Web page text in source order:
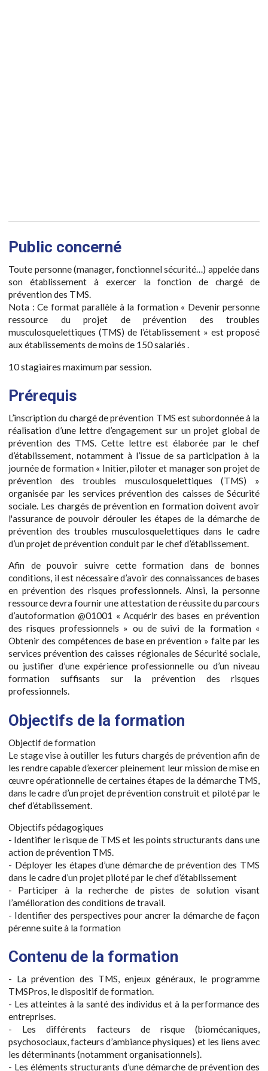
Public concerné
Toute personne (manager, fonctionnel sécurité…) appelée dans
son établissement à exercer la fonction de chargé de
prévention des TMS.
Nota : Ce format parallèle à la formation « Devenir personne
ressource du projet de prévention des troubles
musculosquelettiques (TMS) de l’établissement » est proposé
aux établissements de moins de 150 salariés .
10 stagiaires maximum par session.
Prérequis
L’inscription du chargé de prévention TMS est subordonnée à la
réalisation d’une lettre d’engagement sur un projet global de
prévention des TMS. Cette lettre est élaborée par le chef
d’établissement, notamment à l’issue de sa participation à la
journée de formation « Initier, piloter et manager son projet de
prévention des troubles musculosquelettiques (TMS) »
organisée par les services prévention des caisses de Sécurité
sociale. Les chargés de prévention en formation doivent avoir
l'assurance de pouvoir dérouler les étapes de la démarche de
prévention des troubles musculosquelettiques dans le cadre
d’un projet de prévention conduit par le chef d’établissement.
Afin de pouvoir suivre cette formation dans de bonnes
conditions, il est nécessaire d’avoir des connaissances de bases
en prévention des risques professionnels. Ainsi, la personne
ressource devra fournir une attestation de réussite du parcours
d’autoformation @01001 « Acquérir des bases en prévention
des risques professionnels » ou de suivi de la formation «
Obtenir des compétences de base en prévention » faite par les
services prévention des caisses régionales de Sécurité sociale,
ou justifier d’une expérience professionnelle ou d’un niveau
formation suffisants sur la prévention des risques
professionnels.
Objectifs de la formation
Objectif de formation
Le stage vise à outiller les futurs chargés de prévention afin de
les rendre capable d’exercer pleinement leur mission de mise en
œuvre opérationnelle de certaines étapes de la démarche TMS,
dans le cadre d’un projet de prévention construit et piloté par le
chef d’établissement.
Objectifs pédagogiques
- Identifier le risque de TMS et les points structurants dans une
action de prévention TMS.
- Déployer les étapes d’une démarche de prévention des TMS
dans le cadre d’un projet piloté par le chef d’établissement
- Participer à la recherche de pistes de solution visant
l’amélioration des conditions de travail.
- Identifier des perspectives pour ancrer la démarche de façon
pérenne suite à la formation
Contenu de la formation
- La prévention des TMS, enjeux généraux, le programme
TMSPros, le dispositif de formation.
- Les atteintes à la santé des individus et à la performance des
entreprises.
- Les différents facteurs de risque (biomécaniques,
psychosociaux, facteurs d’ambiance physiques) et les liens avec
les déterminants (notamment organisationnels).
- Les éléments structurants d’une démarche de prévention des